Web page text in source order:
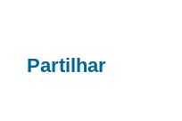
Partilhar